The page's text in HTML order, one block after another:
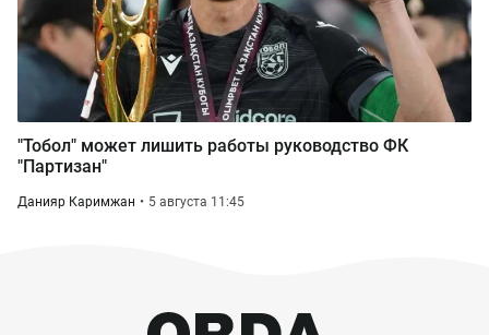
"Тобол" может лишить работы руководство ФК
"Партизан"
Данияр Каримжан 5 августа 11:45